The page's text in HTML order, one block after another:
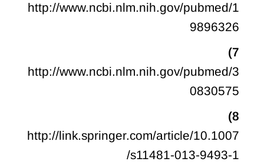
http://www.ncbi.nlm.nih.gov/pubmed/1
9896326
7)
http://www.ncbi.nlm.nih.gov/pubmed/3
0830575
8)
http://link.springer.com/article/10.1007
/s11481-013-9493-1